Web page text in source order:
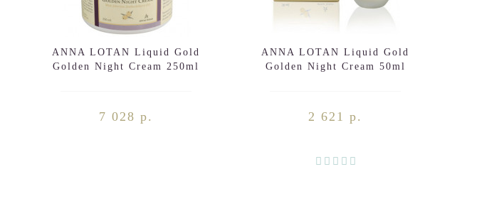
ANNA LOTAN Liquid Gold
Golden Night Cream 250ml
7 028 р.
ANNA LOTAN Liquid Gold
Golden Night Cream 50ml
2 621 р.